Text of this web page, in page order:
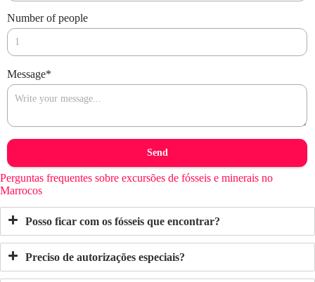
Number of people
Message*
Send
Perguntas frequentes sobre excursões de fósseis e minerais no
Marrocos
Posso ficar com os fósseis que encontrar?
Preciso de autorizações especiais?